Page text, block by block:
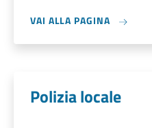
VAI ALLA PAGINA
Polizia locale